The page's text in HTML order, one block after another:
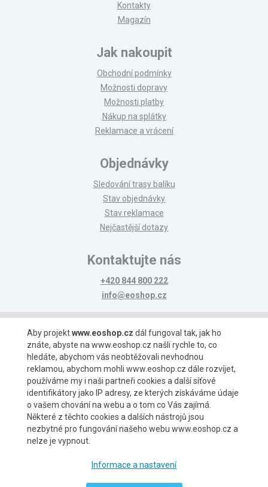
Kontakty
Magazín
Jak nakoupit
Obchodní podmínky
Možnosti dopravy
Možnosti platby
Nákup na splátky
Reklamace a vrácení
Objednávky
Sledování trasy balíku
Stav objednávky
Stav reklamace
Nejčastější dotazy
Kontaktujte nás
+420 844 800 222
info@eoshop.cz
Možnosti platby
Možnosti dopravy
Aby projektwww.eoshop.cz dál fungoval tak, jak ho
znáte, abyste na www.eoshop.cz našli rychle to, co
hledáte, abychom vás neobtěžovali nevhodnou
reklamou, abychom mohli www.eoshop.cz dále rozvíjet,
používáme my i naši partneři cookies a další síťové
identifikátory jako IP adresy, ze kterých získáváme údaje
o vašem chování na webu a o tom co Vás zajímá.
Některé z těchto cookies a dalších nástrojů jsou
nezbytné pro fungování našeho webu www.eoshop.cz a
nelze je vypnout.
Informace a nastavení